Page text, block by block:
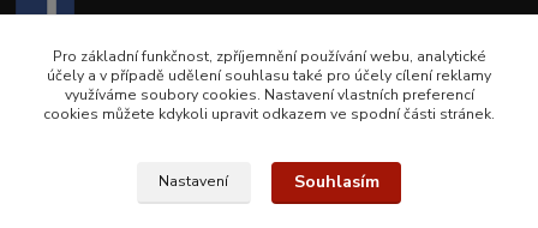
© Creative Booster, s.r.o.
Pro základní funkčnost, zpříjemnění používání webu, analytické
účely a v případě udělení souhlasu také pro účely cílení reklamy
využíváme soubory cookies. Nastavení vlastních preferencí
cookies můžete kdykoli upravit odkazem ve spodní části stránek.
Nastavení Souhlasím